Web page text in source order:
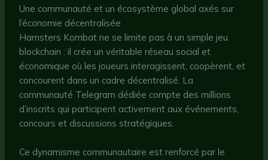
Une communauté et un écosystème global axés sur
l’économie décentralisée
Hamsters Kombat ne se limite pas à un simple jeu
blockchain : il crée un véritable réseau social et
économique où les joueurs interagissent, coopèrent, et
concourent dans un cadre décentralisé. La
communauté Telegram dédiée compte des millions
d’inscrits qui participent activement aux événements,
concours et discussions stratégiques.
Ce dynamisme communautaire est renforcé par le